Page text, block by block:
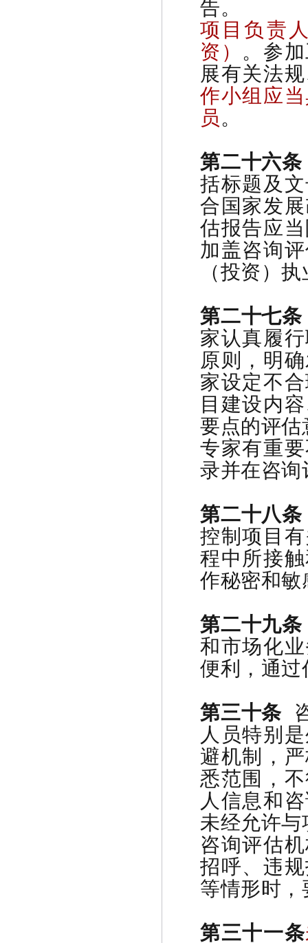
告。
项目负责
资） 。参
展有关法
作小组应
员。
第二十六条
括标题及
合国家发
估报告应
加盖咨询
（投资）
第二十七条
家认真履
原则，明
家设定不
目建设内
要点的评估
专家有重
录并在咨
第二十八条
控制项目
程中所接
作秘密和
第二十九条
和市场化
便利，通
第三十条
人员特别
避机制，
悉范围，
人信息和
未经允许
咨询评估
招呼、违
等情形时
第三十一条